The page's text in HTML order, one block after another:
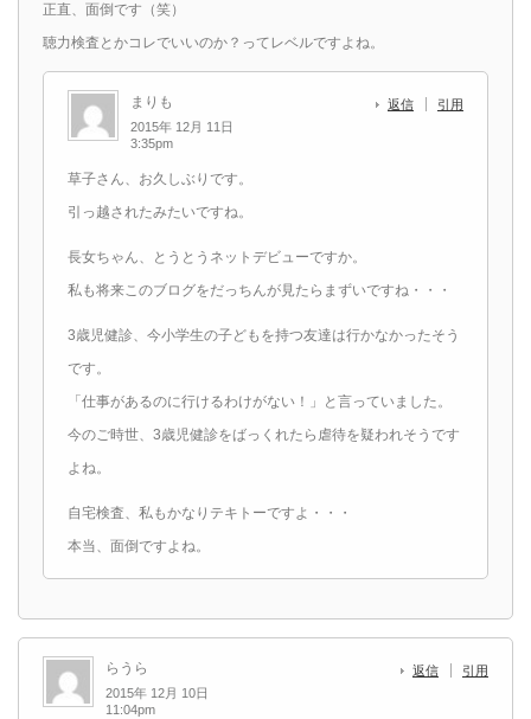
正直、面倒です（笑）
聴力検査とかコレでいいのか？ってレベルですよね。
まりも
2015年 12月 11日
3:35pm
返信 引用
草子さん、お久しぶりです。
引っ越されたみたいですね。
長女ちゃん、とうとうネットデビューですか。
私も将来このブログをだっちんが見たらまずいですね・・・
3歳児健診、今小学生の子どもを持つ友達は行かなかったそう
です。
「仕事があるのに行けるわけがない！」と言っていました。
今のご時世、3歳児健診をばっくれたら虐待を疑われそうです
よね。
自宅検査、私もかなりテキトーですよ・・・
本当、面倒ですよね。
らうら
2015年 12月 10日
11:04pm
返信 引用